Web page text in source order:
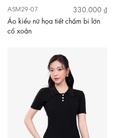
ASM29-07
330.000 ₫
Áo kiểu nữ họa tiết chấm bi lớn
cổ xoắn